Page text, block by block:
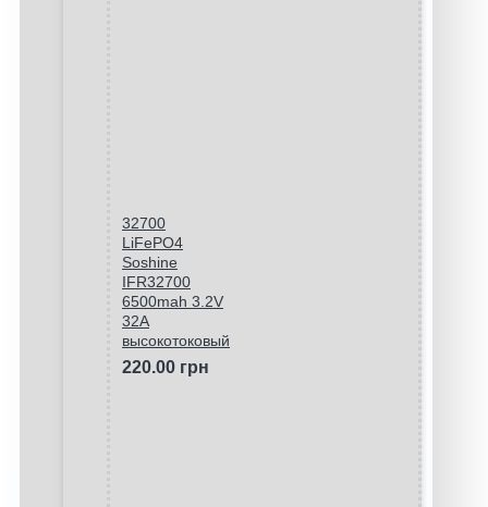
32700
LiFePO4
Soshine
IFR32700
6500mah 3.2V
32A
высокотоковый
220.00 грн